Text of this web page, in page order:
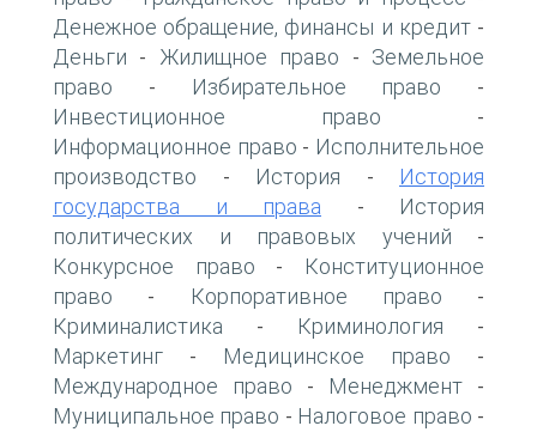
Денежное обращение, финансы и кредит-
Деньги - Жилищное право - Земельное
право - Избирательное право -
Инвестиционное право -
Информационное право - Исполнительное
производство - История -
История
государства и права -
История
политических и правовых учений -
Конкурсное право -
Конституционное
право - Корпоративное право -
Криминалистика - Криминология -
Маркетинг - Медицинское право -
Международное право - Менеджмент -
Муниципальное право - Налоговое право -